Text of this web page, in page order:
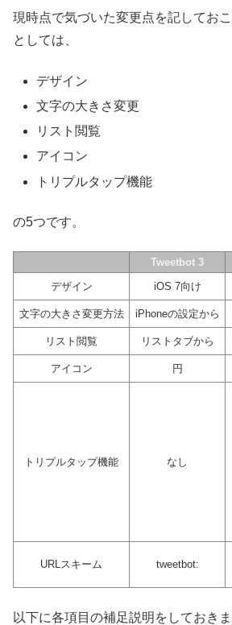
現時点で気づいた変更点を記してお
としては、
デザイン
文字の大きさ変更
リスト閲覧
アイコン
トリプルタップ機能
の5つです。
Tweetbot 3
デザイン
iOS 7向け
文字の大きさ変更方法 iPhoneの設定から
リスト閲覧 リストタブから
アイコン 円
トリプルタップ機能 なし
URLスキーム tweetbot:
以下に各項目の補足説明をしておきま